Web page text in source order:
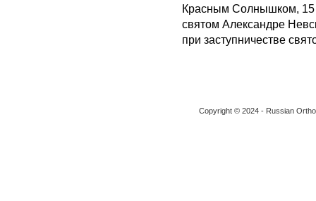
Красным Солнышком, 15
святом Александре
при заступничестве
Copyright © 2024 - Russian